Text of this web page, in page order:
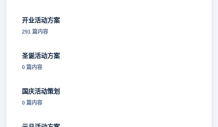
开业活动方案
291 篇内容
圣诞活动方案
0 篇内容
国庆活动策划
0 篇内容